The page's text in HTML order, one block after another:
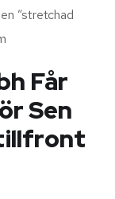
”stretchad
Får
Sen